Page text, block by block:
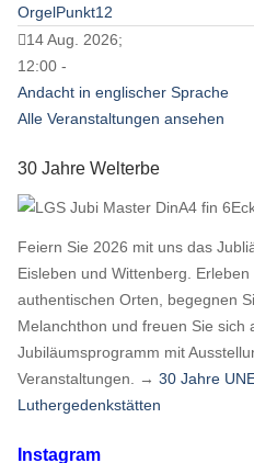
OrgelPunkt12
14 Aug. 2026;
12:00 -
Andacht in englischer Sprache
Alle Veranstaltungen ansehen
30 Jahre Welterbe
Feiern Sie 2026 mit uns das
Eisleben und Wittenberg.
authentischen Orten, begegnen
Melanchthon und freuen Sie sich
Jubiläumsprogramm mit
Veranstaltungen. → 30 Jahre
Luthergedenkstätten
Instagram